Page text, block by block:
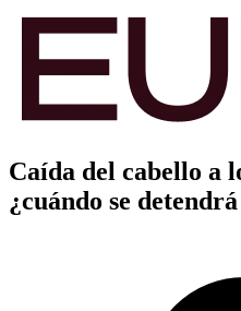
Caída del cabello a
¿cuándo se